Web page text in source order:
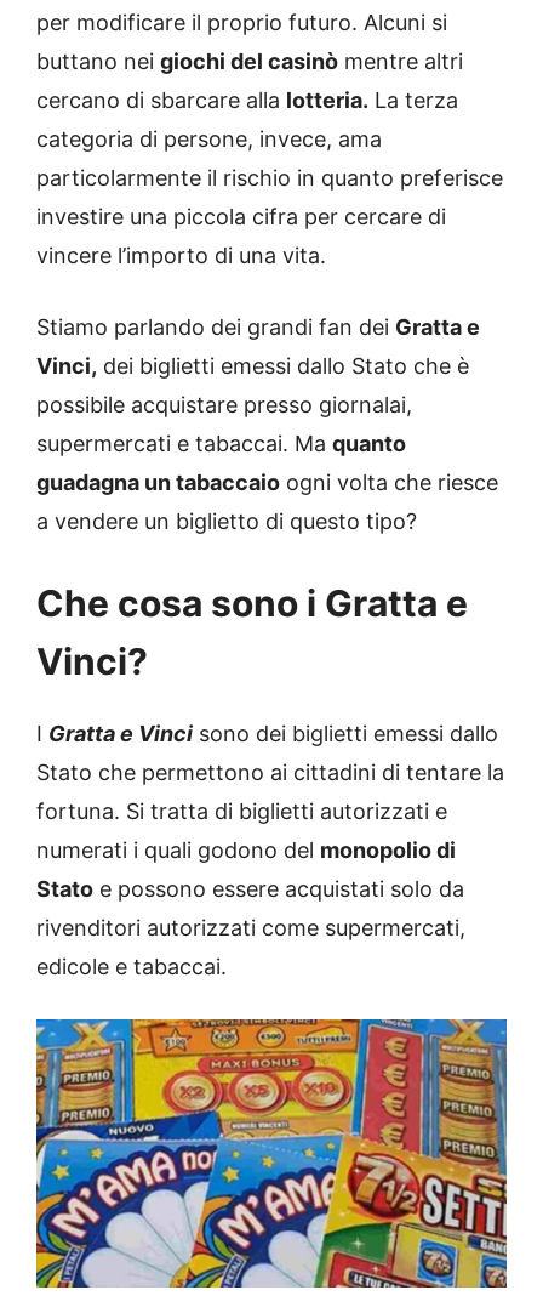
per modificare il proprio futuro. Alcuni si
buttano nei giochi del casinò mentre altri
cercano di sbarcare alla lotteria. La terza
categoria di persone, invece, ama
particolarmente il rischio in quanto preferisce
investire una piccola cifra per cercare di
vincere l’importo di una vita.
Stiamo parlando dei grandi fan dei Gratta e
Vinci, dei biglietti emessi dallo Stato che è
possibile acquistare presso giornalai,
supermercati e tabaccai. Ma quanto
guadagna un tabaccaio ogni volta che riesce
a vendere un biglietto di questo tipo?
Che cosa sono i Gratta e
Vinci?
I Gratta e Vinci sono dei biglietti emessi dallo
Stato che permettono ai cittadini di tentare la
fortuna. Si tratta di biglietti autorizzati e
numerati i quali godono del monopolio di
Stato e possono essere acquistati solo da
rivenditori autorizzati come supermercati,
edicole e tabaccai.